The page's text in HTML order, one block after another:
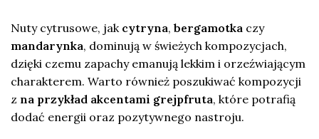
Nuty cytrusowe, jak cytryna, bergamotka czy
mandarynka, dominują w świeżych kompozycjach,
dzięki czemu zapachy emanują lekkim i orzeźwiającym
charakterem. Warto również poszukiwać kompozycji
z na przykład akcentami grejpfruta, które potrafią
dodać energii oraz pozytywnego nastroju.